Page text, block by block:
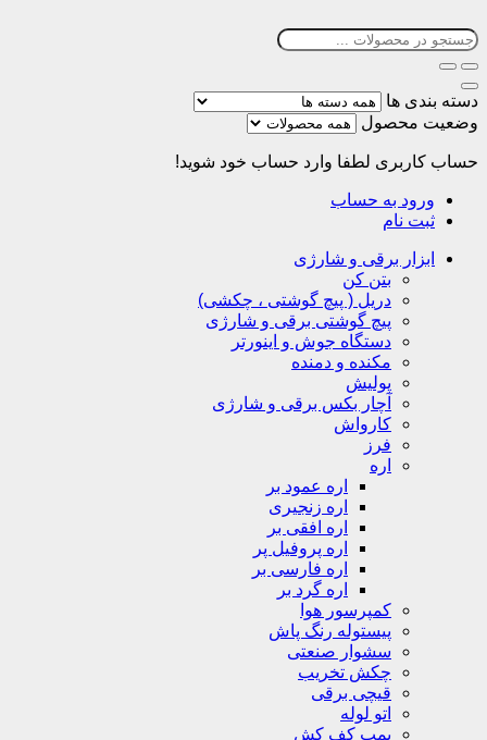
دسته بندی ها
وضعیت محصول
حساب کاربری لطفا وارد حساب خود شوید!
ورود به حساب
ثبت نام
ابزار برقی و شارژی
بتن کن
دریل ( پیچ گوشتی ، چکشی)
پیچ گوشتی برقی و شارژی
دستگاه جوش و اینورتر
مکنده و دمنده
پولیش
آچار بکس برقی و شارژی
کارواش
فرز
اره
اره عمود بر
اره زنجیری
اره افقی بر
اره پروفیل پر
اره فارسی بر
اره گرد بر
کمپرسور هوا
پیستوله رنگ پاش
سشوار صنعتی
چکش تخریب
قیچی برقی
اتو لوله
پمپ کف کش